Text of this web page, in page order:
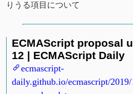
りうる項目について
ECMAScript proposal
12 | ECMAScript Daily
ecmascript-
daily.github.io/ecmascript/